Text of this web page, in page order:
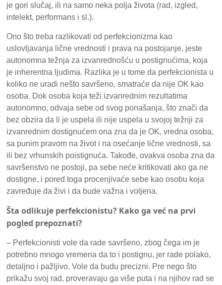
je gori slučaj, ili na samo neka polja života (rad, izgled,
intelekt, performans i sl.).
Ono što treba razlikovati od perfekcionizma kao
uslovljavanja lične vrednosti i prava na postojanje, jeste
autonomna težnja za izvanrednošću u postignućima, koja
je inherentna ljudima. Razlika je u tome da perfekcionista u
koliko ne uradi nešto savršeno, smatraće da nije OK kao
osoba. Dok osoba koja teži izvanrednim rezultatima
autonomno, odvaja sebe od svog ponašanja, što znači da
bez obzira da li je uspela ili nije uspela u svojoj težnji za
izvanrednim dostignućem ona zna da je OK, vredna osoba,
sa punim pravom na život i na osećanje lične vrednosti, sa
ili bez vrhunskih poistignuća. Takođe, ovakva osoba zna da
savršenstvo ne postoji, pa sebe neće kritikovati ako ga ne
dostigne, i pored toga procenjivaće sebe kao osobu koja
zavređuje da živi i da bude važna i voljena.
Šta odlikuje perfekcionistu? Kako ga već na prvi
pogled prepoznati?
– Perfekcionisti vole da rade savršeno, zbog čega im je
potrebno mnogo vremena da to i postignu, jer rade polako,
detaljno i pažljivo. Vole da budu precizni. Pre nego što
prikažu svoj rad, proveravaju ga više puta i na njihov rad se